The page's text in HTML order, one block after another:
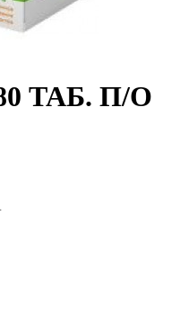
ТАБ. П/О